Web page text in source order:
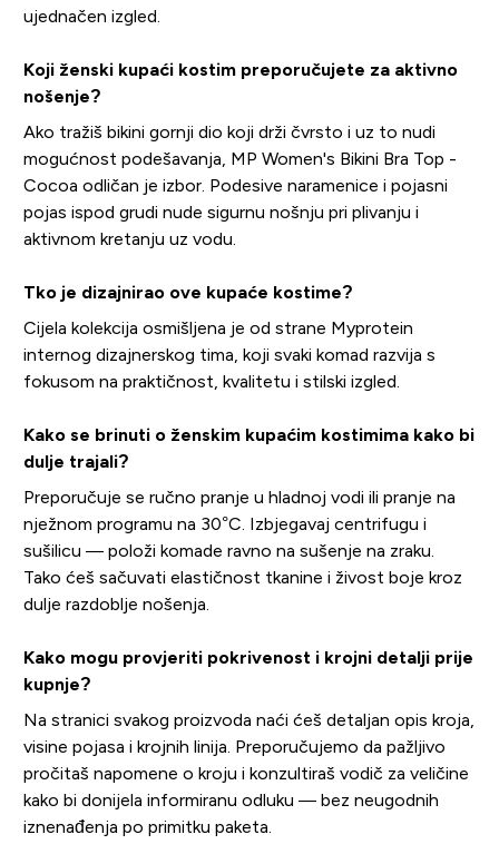
ujednačen izgled.
Koji ženski kupaći kostim preporučujete za aktivno
nošenje?
Ako tražiš bikini gornji dio koji drži čvrsto i uz to nudi
mogućnost podešavanja, MP Women's Bikini Bra Top -
Cocoa odličan je izbor. Podesive naramenice i pojasni
pojas ispod grudi nude sigurnu nošnju pri plivanju i
aktivnom kretanju uz vodu.
Tko je dizajnirao ove kupaće kostime?
Cijela kolekcija osmišljena je od strane Myprotein
internog dizajnerskog tima, koji svaki komad razvija s
fokusom na praktičnost, kvalitetu i stilski izgled.
Kako se brinuti o ženskim kupaćim kostimima kako bi
dulje trajali?
Preporučuje se ručno pranje u hladnoj vodi ili pranje na
nježnom programu na 30°C. Izbjegavaj centrifugu i
sušilicu — položi komade ravno na sušenje na zraku.
Tako ćeš sačuvati elastičnost tkanine i živost boje kroz
dulje razdoblje nošenja.
Kako mogu provjeriti pokrivenost i krojni detalji prije
kupnje?
Na stranici svakog proizvoda naći ćeš detaljan opis kroja,
visine pojasa i krojnih linija. Preporučujemo da pažljivo
pročitaš napomene o kroju i konzultiraš vodič za veličine
kako bi donijela informiranu odluku — bez neugodnih
iznenađenja po primitku paketa.